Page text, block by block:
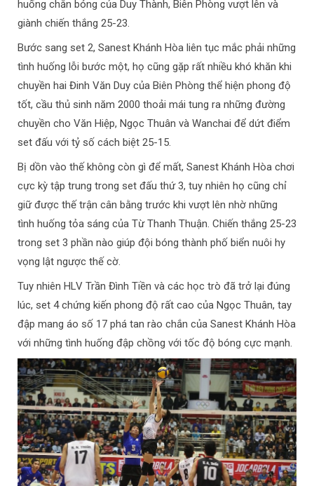
huống chắn bóng của Duy Thành, Biên Phòng vượt lên và
giành chiến thắng 25-23.
Bước sang set 2, Sanest Khánh Hòa liên tục mắc phải những
tình huống lỗi bước một, họ cũng gặp rất nhiều khó khăn khi
chuyền hai Đinh Văn Duy của Biên Phòng thể hiện phong độ
tốt, cầu thủ sinh năm 2000 thoải mái tung ra những đường
chuyền cho Văn Hiệp, Ngọc Thuân và Wanchai để dứt điểm
set đấu với tỷ số cách biệt 25-15.
Bị dồn vào thế không còn gì để mất, Sanest Khánh Hòa chơi
cực kỳ tập trung trong set đấu thứ 3, tuy nhiên họ cũng chỉ
giữ được thế trận cân bằng trước khi vượt lên nhờ những
tình huống tỏa sáng của Từ Thanh Thuận. Chiến thắng 25-23
trong set 3 phần nào giúp đội bóng thành phố biển nuôi hy
vọng lật ngược thế cờ.
Tuy nhiên HLV Trần Đình Tiền và các học trò đã trở lại đúng
lúc, set 4 chứng kiến phong độ rất cao của Ngọc Thuân, tay
đập mang áo số 17 phá tan rào chắn của Sanest Khánh Hòa
với những tình huống đập chồng với tốc độ bóng cực mạnh.